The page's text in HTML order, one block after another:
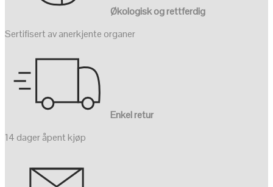
Økologisk og rettferdig
Sertifisert av anerkjente organer
Enkel retur
14 dager åpent kjøp